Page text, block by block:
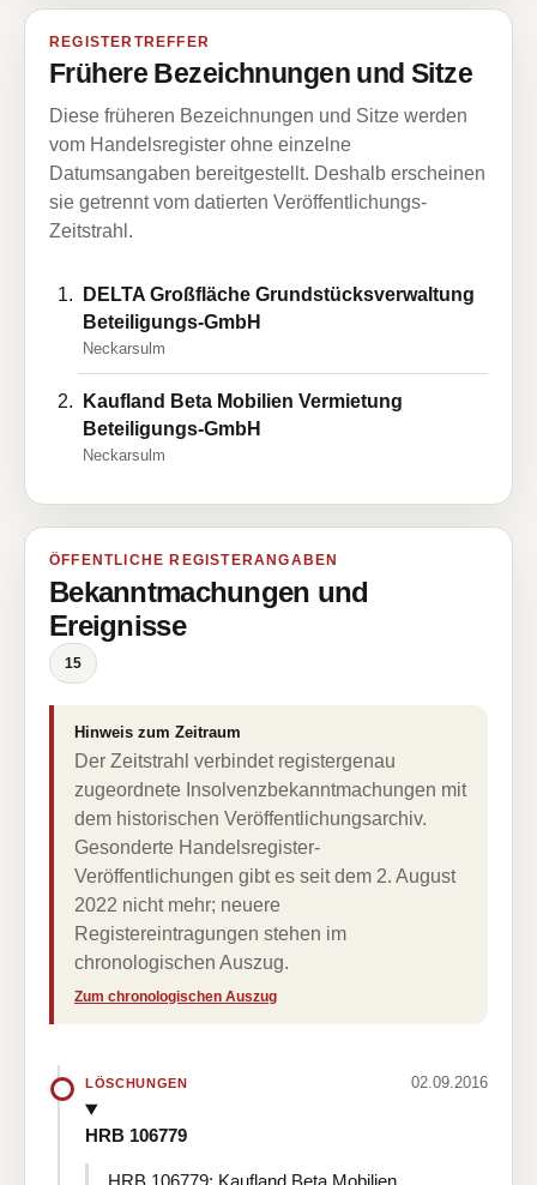
REGISTERTREFFER
Frühere Bezeichnungen und Sitze
Diese früheren Bezeichnungen und Sitze werden
vom Handelsregister ohne einzelne
Datumsangaben bereitgestellt. Deshalb erscheinen
sie getrennt vom datierten Veröffentlichungs-
Zeitstrahl.
DELTA Großfläche Grundstücksverwaltung
Beteiligungs-GmbH
Neckarsulm
Kaufland Beta Mobilien Vermietung
Beteiligungs-GmbH
Neckarsulm
ÖFFENTLICHE REGISTERANGABEN
Bekanntmachungen und
Ereignisse
15
Hinweis zum Zeitraum
Der Zeitstrahl verbindet registergenau
zugeordnete Insolvenzbekanntmachungen mit
dem historischen Veröffentlichungsarchiv.
Gesonderte Handelsregister-
Veröffentlichungen gibt es seit dem 2. August
2022 nicht mehr; neuere
Registereintragungen stehen im
chronologischen Auszug.
Zum chronologischen Auszug
LÖSCHUNGEN 02.09.2016
HRB 106779
HRB 106779: Kaufland Beta Mobilien